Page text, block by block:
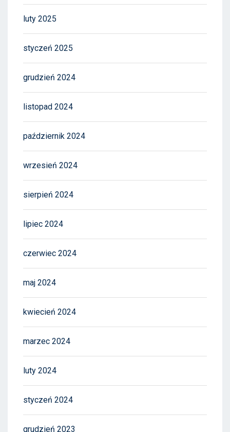
luty 2025
styczeń 2025
grudzień 2024
listopad 2024
październik 2024
wrzesień 2024
sierpień 2024
lipiec 2024
czerwiec 2024
maj 2024
kwiecień 2024
marzec 2024
luty 2024
styczeń 2024
grudzień 2023